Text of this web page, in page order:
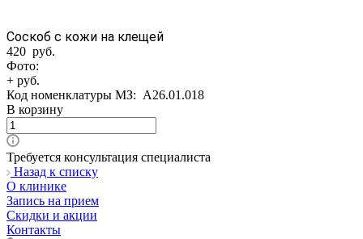
Соскоб с кожи на клещей
420 руб.
Фото:
+ руб.
Код номенклатуры МЗ: A26.01.018
В корзину
Требуется консультация специалиста
Назад к списку
О клинике
Запись на прием
Скидки и акции
Контакты